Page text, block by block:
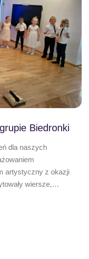
Biedronki
dla naszych
artystyczny z okazji
wiersze,…